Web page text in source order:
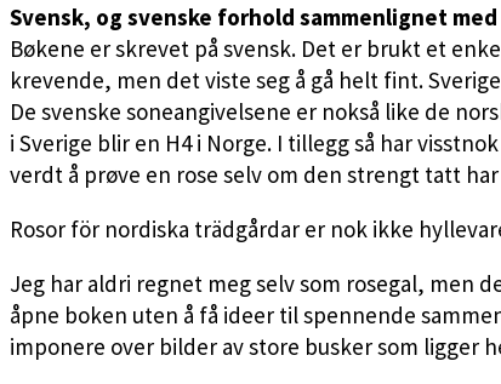
Svensk, og svenske forhold sammenlignet
Bøkene er skrevet på svensk. Det er brukt et
krevende, men det viste seg å gå helt fint.
De svenske soneangivelsene er nokså like de
i Sverige blir en H4 i Norge. I tillegg så har
verdt å prøve en rose selv om den strengt tatt
Rosor för nordiska trädgårdar er nok ikke
Jeg har aldri regnet meg selv som rosegal, men
åpne boken uten å få ideer til spennende
imponere over bilder av store busker som ligger